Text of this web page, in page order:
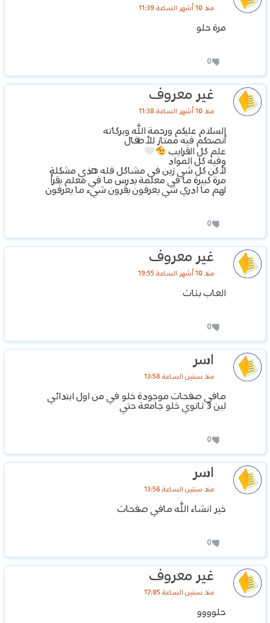
منذ 10 أشهر الساعة 11:39
مرة ‏حلو
0
غير معروف
منذ 10 أشهر الساعة 11:38
السلام عليكم ورحمة الله وبركاته
أنصحكم فيه ممتاز للأطفال
علم كل القرايب
وفيه كل المواد
لأكن كل شي زين في مشاكل قله هذي مشكلة
مرة كبيرة ما في معلمة يدرس ما في معلم يقرأ
لهم ما ادري شي يعرفون يقرون شيء ما يعرفون
0
غير معروف
منذ 10 أشهر الساعة 19:55
العاب بنات
0
اسر
منذ سنتين الساعة 13:58
مافي صفحات موجودة خلو في من اول ابتدائي
لين 3 ثانوي خلو جامعة حتي
0
اسر
منذ سنتين الساعة 13:56
خير انشاء الله مافي صفحات
0
غير معروف
منذ سنتين الساعة 17:05
حلوووو